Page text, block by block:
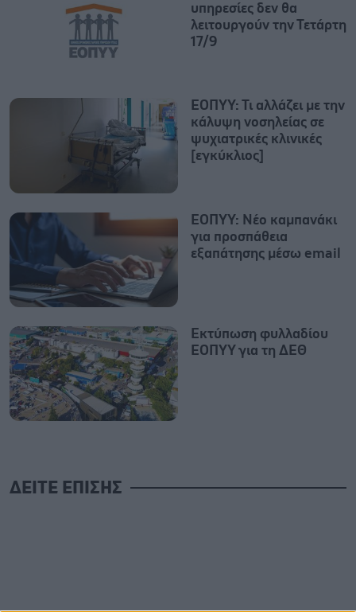
υπηρεσίες δεν θα
λειτουργούν την Τετάρτη
17/9
ΕΟΠΥΥ: Τι αλλάζει με την
κάλυψη νοσηλείας σε
ψυχιατρικές κλινικές
[εγκύκλιος]
ΕΟΠΥΥ: Νέο καμπανάκι
για προσπάθεια
εξαπάτησης μέσω email
Εκτύπωση φυλλαδίου
ΕΟΠΥΥ για τη ΔΕΘ
ΔΕΙΤΕ ΕΠΙΣΗΣ